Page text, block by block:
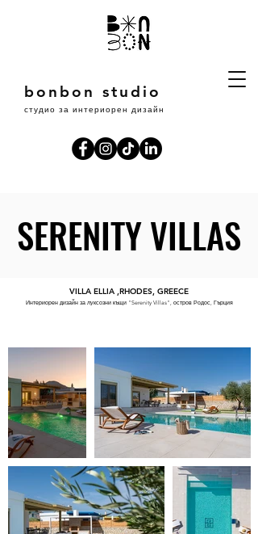
bonbon studio
студио за интериорен дизайн
SERENITY VILLAS
SERENITY VILLAS
VILLA ELLIA ,RHODES, GREECE
Интериорен дизайн за луксозни къщи "Serenity Villas", остров Родос, Гърция